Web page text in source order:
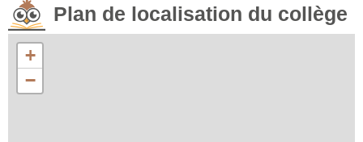
Plan de localisation du collège
+
−